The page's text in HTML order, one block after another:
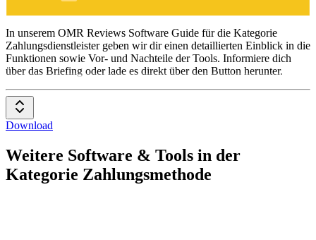
Zahlungsdienstleister
In unserem OMR Reviews Software Guide für die Kategorie
Zahlungsdienstleister geben wir dir einen detaillierten Einblick in die
Funktionen sowie Vor- und Nachteile der Tools. Informiere dich
über das Briefing oder lade es direkt über den Button herunter.
Download
Weitere Software & Tools in der
Kategorie Zahlungsmethode